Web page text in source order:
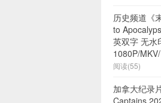
历史频道《
to
英双字 无水
1080P/
阅读(55)
加拿大纪录
Captains